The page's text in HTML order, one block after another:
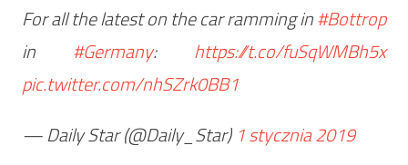
For all the latest on the car ramming in#Bottrop
in #Germany: https://t.co/fuSqWMBh5x
pic.twitter.com/nhSZrk0BB1
— Daily Star (@Daily_Star) 1 stycznia 2019